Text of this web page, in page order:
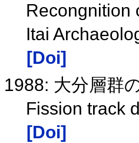
Recongnition
Itai
[Doi]
1988: 大分層群
Fission track
[Doi]